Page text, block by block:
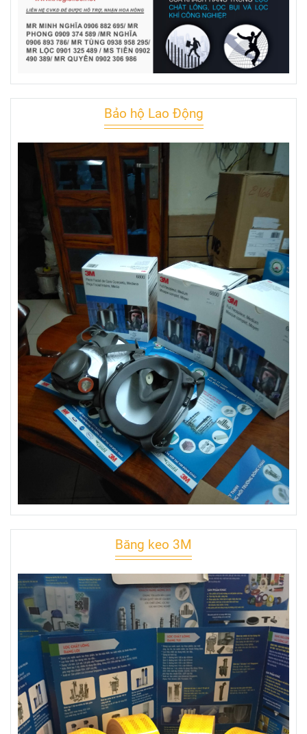
Bảo hộ Lao Động
Băng keo 3M